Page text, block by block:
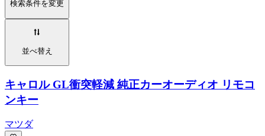
検索条件を変更
並べ替え
キャロル GL衝突軽減 純正カーオーディオ リモコ
ンキー
マツダ